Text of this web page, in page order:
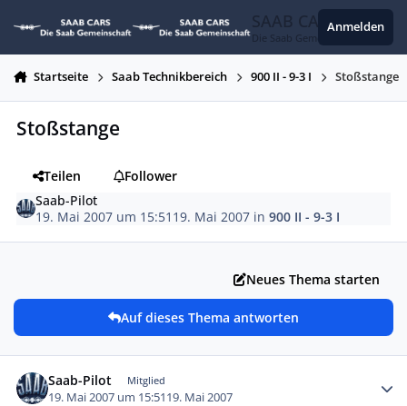
SAAB CARS
Die Saab Gemeinschaft
Anmelden
Startseite Saab Technikbereich 900 II - 9-3 I Stoßstange
Stoßstange
Teilen
Follower
Saab-Pilot
19. Mai 2007 um 15:51 19. Mai 2007 in900 II - 9-3 I
Neues Thema starten
Auf dieses Thema antworten
Saab-Pilot Mitglied
19. Mai 2007 um 15:5119. Mai 2007